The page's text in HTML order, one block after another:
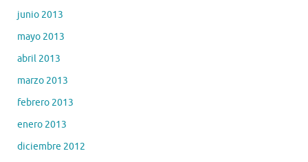
junio 2013
mayo 2013
abril 2013
marzo 2013
febrero 2013
enero 2013
diciembre 2012